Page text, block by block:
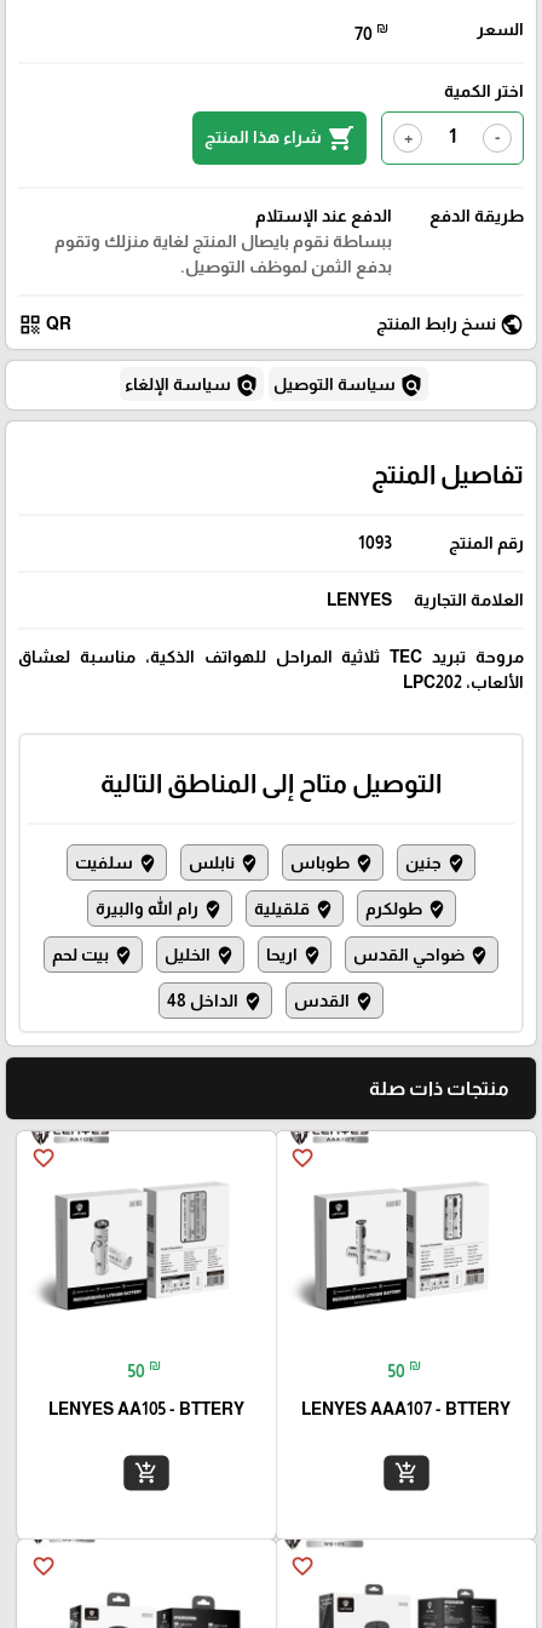
السعر 70 ₪
اختر الكمية
-
+
shopping_cart شراء هذا المنتج
طريقة الدفع
الدفع عند الإستلام
ببساطة نقوم بايصال المنتج لغاية منزلك وتقوم
بدفع الثمن لموظف التوصيل.
public نسخ رابط المنتج QR
qr_code
policy سياسة التوصيل policy سياسة الإلغاء
تفاصيل المنتج
رقم المنتج 1093
العلامة التجارية LENYES
مروحة تبريد TEC ثلاثية المراحل للهواتف الذكية، مناسبة لعشاق
الألعاب، LPC202
التوصيل متاح إلى المناطق التالية
where_to_vote جنين where_to_vote طوباس where_to_vote نابلس where_to_vote سلفيت
where_to_vote طولكرم where_to_vote قلقيلية where_to_vote رام الله والبيرة
where_to_vote ضواحي القدس where_to_vote اريحا where_to_vote الخليل where_to_vote بيت لحم
where_to_vote القدس where_to_vote الداخل 48
منتجات ذات صلة
favorite_border
50 ₪
LENYES AAA107 - BTTERY
add_shopping_cart
favorite_border
50 ₪
LENYES AA105 - BTTERY
add_shopping_cart
favorite_border
favorite_border